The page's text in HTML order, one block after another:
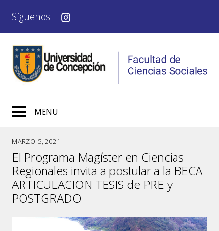
Síguenos
MENU
MARZO 5, 2021
El Programa Magíster en Ciencias
Regionales invita a postular a la BECA
ARTICULACION TESIS de PRE y
POSTGRADO